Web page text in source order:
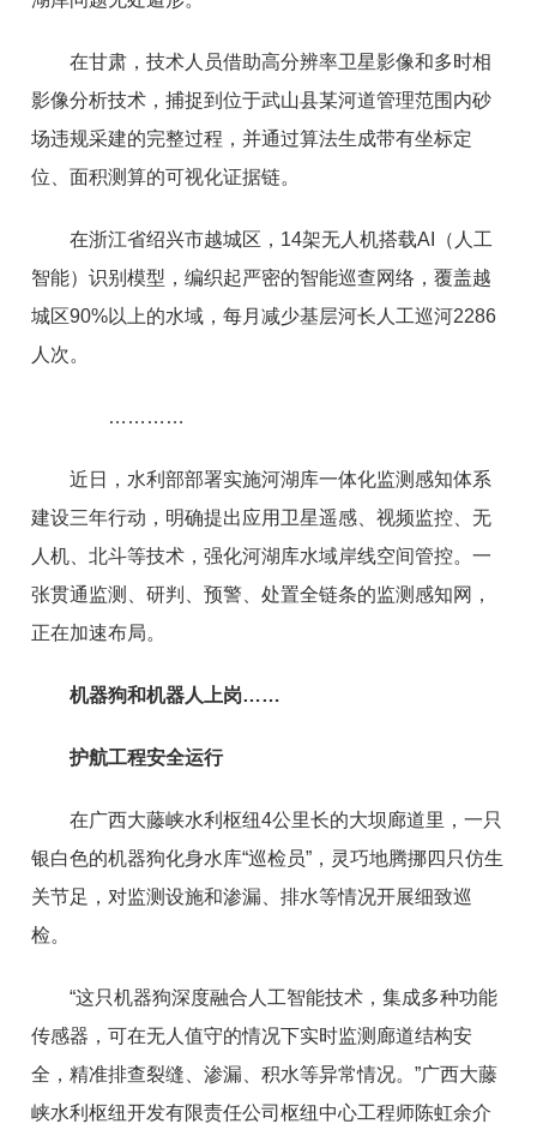
在甘肃，技术人员借助高分辨率卫星影像和多时相
影像分析技术，捕捉到位于武山县某河道管理范围内砂
场违规采建的完整过程，并通过算法生成带有坐标定
位、面积测算的可视化证据链。
在浙江省绍兴市越城区，14架无人机搭载AI（人工
智能）识别模型，编织起严密的智能巡查网络，覆盖越
城区90%以上的水域，每月减少基层河长人工巡河2286
人次。
…………
近日，水利部部署实施河湖库一体化监测感知体系
建设三年行动，明确提出应用卫星遥感、视频监控、无
人机、北斗等技术，强化河湖库水域岸线空间管控。一
张贯通监测、研判、预警、处置全链条的监测感知网，
正在加速布局。
机器狗和机器人上岗……
护航工程安全运行
在广西大藤峡水利枢纽4公里长的大坝廊道里，一只
银白色的机器狗化身水库“巡检员”，灵巧地腾挪四只仿生
关节足，对监测设施和渗漏、排水等情况开展细致巡
检。
“这只机器狗深度融合人工智能技术，集成多种功能
传感器，可在无人值守的情况下实时监测廊道结构安
全，精准排查裂缝、渗漏、积水等异常情况。”广西大藤
峡水利枢纽开发有限责任公司枢纽中心工程师陈虹余介